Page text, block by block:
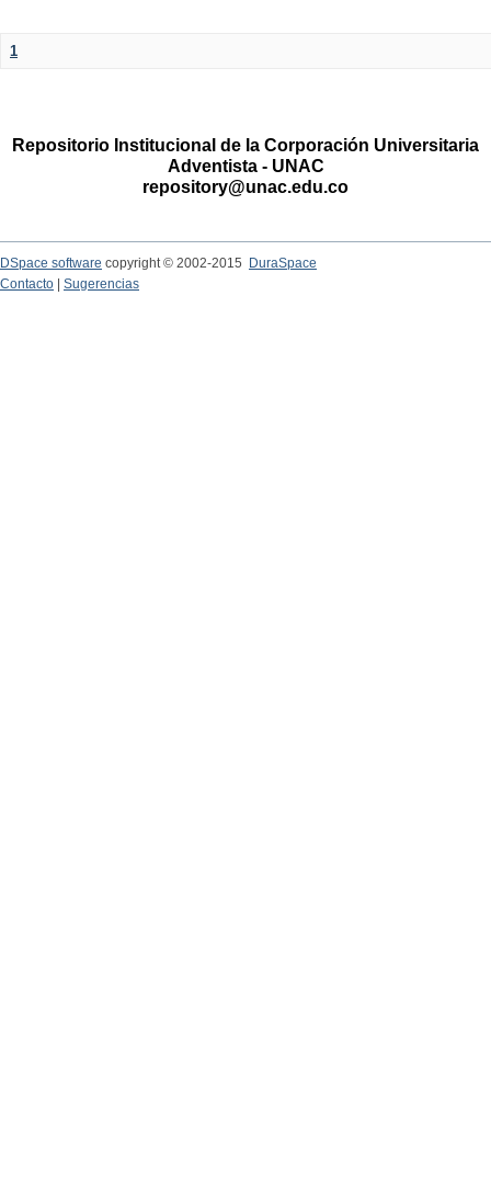
1
Repositorio Institucional de la Corporación Universitaria
Adventista - UNAC
repository@unac.edu.co
DSpace software copyright © 2002-2015
DuraSpace
Contacto
Sugerencias